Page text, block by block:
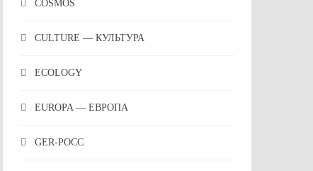
COSMOS
CULTURE — КУЛЬТУРА
ECOLOGY
EUROPA — ЕВРОПА
GER-POCC